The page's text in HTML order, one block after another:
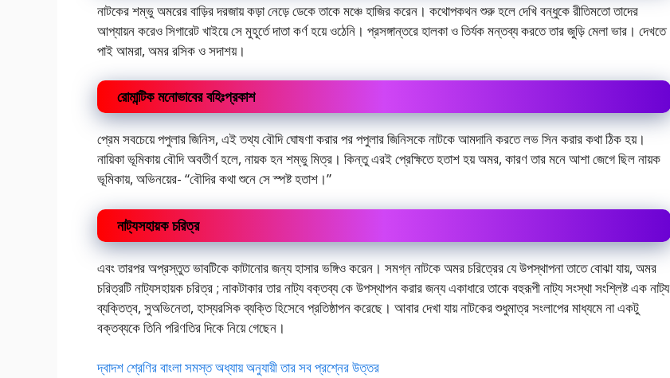
নাটকের শম্ভু অমরের বাড়ির দরজায় কড়া নেড়ে ডেকে তাকে মঞ্চে হাজির করেন। কথোপকথন শুরু হলে দেখি বন্ধুকে রীতিমতো তাদের
আপ্যায়ন করেও সিগারেট খাইয়ে সে মুহূর্তে দাতা কর্ণ হয়ে ওঠেনি। প্রসঙ্গান্তরে হালকা ও তির্যক মন্তব্য করতে তার জুড়ি মেলা ভার। দেখতে
পাই আমরা, অমর রসিক ও সদাশয়।
রোমান্টিক মনোভাবের বহিঃপ্রকাশ
প্রেম সবচেয়ে পপুলার জিনিস, এই তথ্য বৌদি ঘোষণা করার পর পপুলার জিনিসকে নাটকে আমদানি করতে লভ সিন করার কথা ঠিক হয়।
নায়িকা ভূমিকায় বৌদি অবতীর্ণ হলে, নায়ক হন শম্ভু মিত্র। কিন্তু এরই প্রেক্ষিতে হতাশ হয় অমর, কারণ তার মনে আশা জেগে ছিল নায়ক
ভূমিকায়, অভিনয়ের- “বৌদির কথা শুনে সে স্পষ্ট হতাশ।”
নাট্যসহায়ক চরিত্র
এবং তারপর অপ্রস্তুত ভাবটিকে কাটানোর জন্য হাসার ভঙ্গিও করেন। সমগ্ন নাটকে অমর চরিত্রের যে উপস্থাপনা তাতে বোঝা যায়, অমর
চরিত্রটি নাট্যসহায়ক চরিত্র ; নাকটাকার তার নাট্য বক্তব্য কে উপস্থাপন করার জন্য একাধারে তাকে বহুরূপী নাট্য সংস্থা সংশ্লিষ্ট এক নাট্য
ব্যক্তিত্ব, সুঅভিনেতা, হাস্যরসিক ব্যক্তি হিসেবে প্রতিষ্ঠাপন করেছে। আবার দেখা যায় নাটকের শুধুমাত্র সংলাপের মাধ্যমে না একটু
বক্তব্যকে তিনি পরিণতির দিকে নিয়ে গেছেন।
দ্বাদশ শ্রেণির বাংলা সমস্ত অধ্যায় অনুযায়ী তার সব প্রশ্নের উত্তর